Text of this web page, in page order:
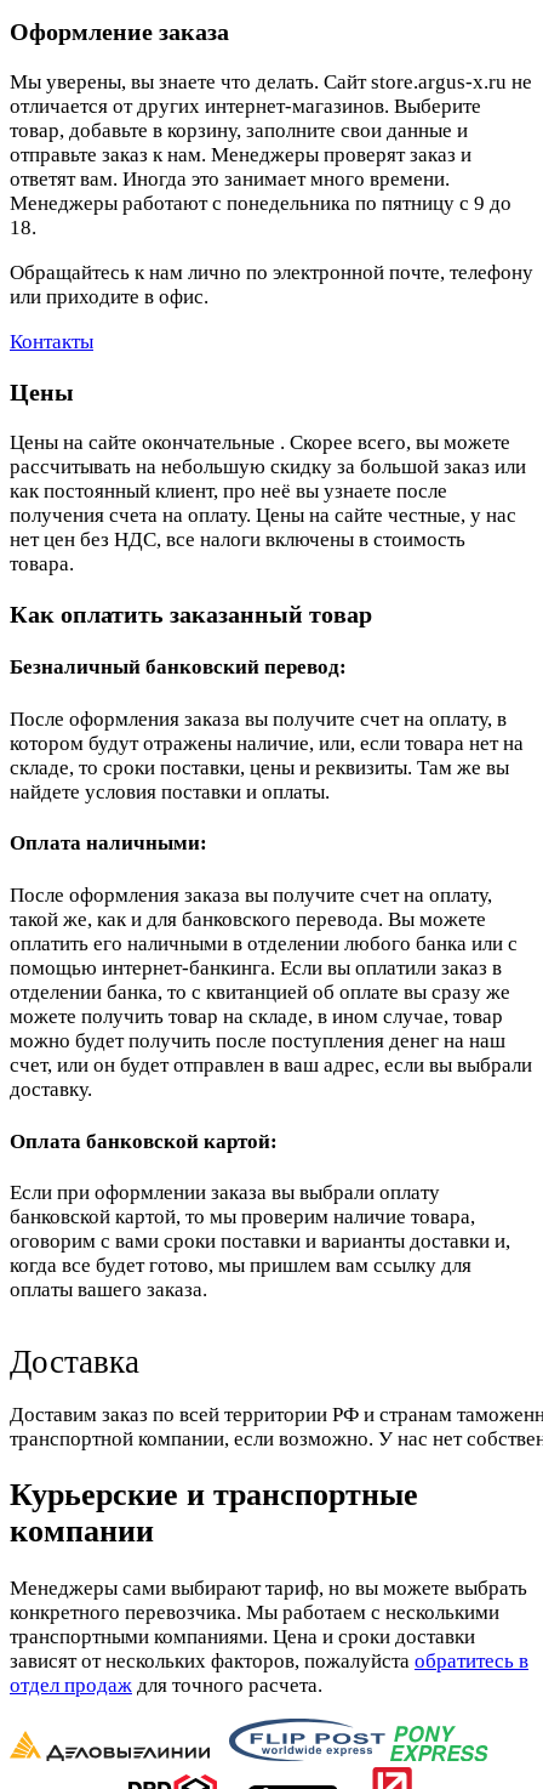
Оформление заказа
Мы уверены, вы знаете что делать. Сайт store.argus-x.ru не
отличается от других интернет-магазинов. Выберите
товар, добавьте в корзину, заполните свои данные и
отправьте заказ к нам. Менеджеры проверят заказ и
ответят вам. Иногда это занимает много времени.
Менеджеры работают с понедельника по пятницу с 9 до
18.
Обращайтесь к нам лично по электронной почте, телефону
или приходите в офис.
Контакты
Цены
Цены на сайте окончательные . Скорее всего, вы можете
рассчитывать на небольшую скидку за большой заказ или
как постоянный клиент, про неё вы узнаете после
получения счета на оплату. Цены на сайте честные, у нас
нет цен без НДС, все налоги включены в стоимость
товара.
Как оплатить заказанный товар
Безналичный банковский перевод:
После оформления заказа вы получите счет на оплату, в
котором будут отражены наличие, или, если товара нет на
складе, то сроки поставки, цены и реквизиты. Там же вы
найдете условия поставки и оплаты.
Оплата наличными:
После оформления заказа вы получите счет на оплату,
такой же, как и для банковского перевода. Вы можете
оплатить его наличными в отделении любого банка или с
помощью интернет-банкинга. Если вы оплатили заказ в
отделении банка, то с квитанцией об оплате вы сразу же
можете получить товар на складе, в ином случае, товар
можно будет получить после поступления денег на наш
счет, или он будет отправлен в ваш адрес, если вы выбрали
доставку.
Оплата банковской картой:
Если при оформлении заказа вы выбрали оплату
банковской картой, то мы проверим наличие товара,
оговорим с вами сроки поставки и варианты доставки и,
когда все будет готово, мы пришлем вам ссылку для
оплаты вашего заказа.
Доставка
Доставим заказ по всей территории РФ и странам
транспортной компании, если возможно. У нас нет
Курьерские и транспортные
компании
Менеджеры сами выбирают тариф, но вы можете выбрать
конкретного перевозчика. Мы работаем с несколькими
транспортными компаниями. Цена и сроки доставки
зависят от нескольких факторов, пожалуйста обратитесь в
отдел продаж для точного расчета.